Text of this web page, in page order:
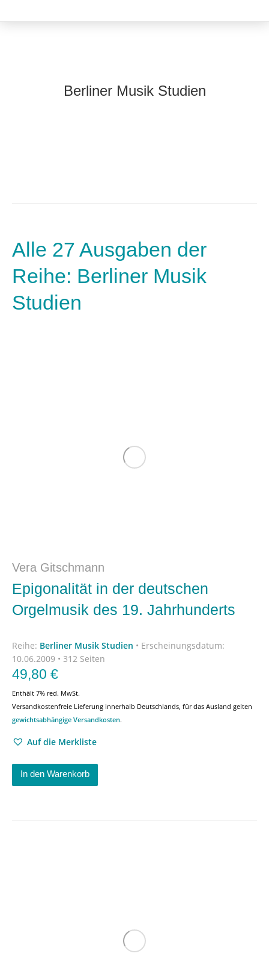
Berliner Musik Studien
Alle 27 Ausgaben der
Reihe: Berliner Musik
Studien
Vera Gitschmann
Epigonalität in der deutschen
Orgelmusik des 19. Jahrhunderts
Reihe: Berliner Musik Studien • Erscheinungsdatum:
10.06.2009 • 312 Seiten
49,80 €
Enthält 7% red. MwSt.
Versandkostenfreie Lieferung innerhalb Deutschlands, für das Ausland gelten
gewichtsabhängige Versandkosten.
Auf die Merkliste
In den Warenkorb